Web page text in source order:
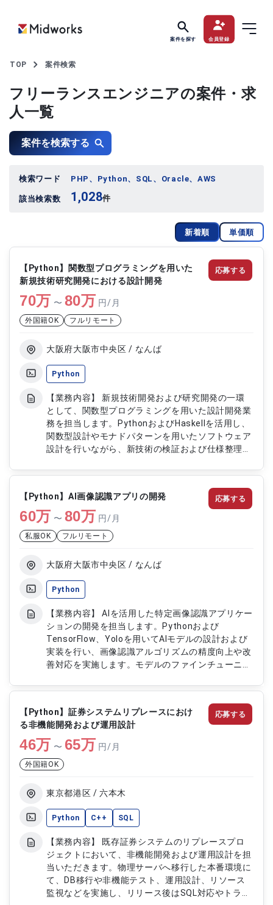
案件を探す 会員登録
TOP 案件検索
フリーランスエンジニアの案件・求
人一覧
案件を検索する
検索ワード PHP、Python、SQL、Oracle、AWS
該当検索数 1,028件
新着順 単価順
【Python】関数型プログラミングを用いた
新規技術研究開発における設計開発
70万 〜 80万 円/月
外国籍OK フルリモート
大阪府大阪市中央区 / なんば
Python
【業務内容】 新規技術開発および研究開発の一環
として、関数型プログラミングを用いた設計開発業
務を担当します。PythonおよびHaskellを活用し、
関数型設計やモナドパターンを用いたソフトウェア
設計を行いながら、新技術の検証および仕様整理、
よびHaskellを用いた関数型設計の実施 ・モナドパ
ターンを活用したソフトウェア設計対応 ・新技術
の研究開発および設計業務対応 ・技術仕様書の作
成およびレビュー対応
応募する
【Python】AI画像認識アプリの開発
60万 〜 80万 円/月
私服OK フルリモート
大阪府大阪市中央区 / なんば
Python
【業務内容】 AIを活用した特定画像認識アプリケー
ションの開発を担当します。Pythonおよび
TensorFlow、Yoloを用いてAIモデルの設計および
実装を行い、画像認識アルゴリズムの精度向上や改
善対応を実施します。モデルのファインチューニン
精度の最適化を行います。 【作業内容】 ・Python
およびTensorFlow、Yoloを用いたAIモデル開発 ・
画像認識アルゴリズムの実装および改善 ・AIモデル
のファインチューニング ・モデル精度検証および
評価 ・画像認識機能の調整および最適化
応募する
【Python】証券システムリプレースにおけ
る非機能開発および運用設計
46万 〜 65万 円/月
外国籍OK
東京都港区 / 六本木
Python C++ SQL
【業務内容】 既存証券システムのリプレースプロ
ジェクトにおいて、非機能開発および運用設計を担
当いただきます。物理サーバへ移行した本番環境に
て、DB移行や非機能テスト、運用設計、リソース
監視などを実施し、リリース後はSQL対応やトラブ
応募する